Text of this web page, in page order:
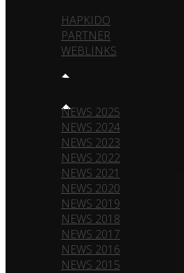
HAPKIDO
PARTNER
WEBLINKS
NEWS
NEWS 2025
NEWS 2024
NEWS 2023
NEWS 2022
NEWS 2021
NEWS 2020
NEWS 2019
NEWS 2018
NEWS 2017
NEWS 2016
NEWS 2015